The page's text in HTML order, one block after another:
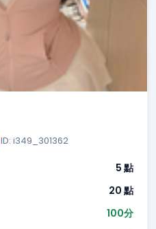
ID: i349_301362
5 點
20 點
100分